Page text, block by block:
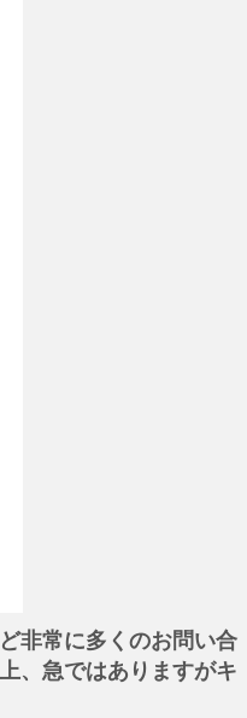
非常に多くのお問い合
、急ではありますがキ